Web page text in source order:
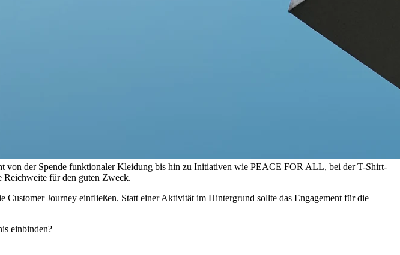
von der Spende funktionaler Kleidung bis hin zu Initiativen wie PEACE FOR ALL, bei der T-Shirt-
Reichweite für den guten Zweck.
Journey einfließen. Statt einer Aktivität im Hintergrund sollte das Engagement für die
einbinden?